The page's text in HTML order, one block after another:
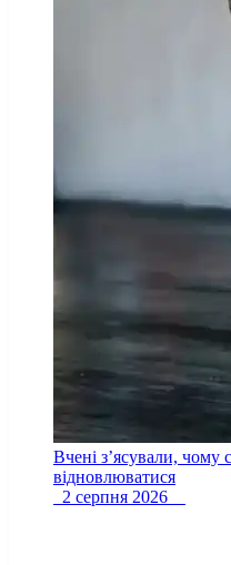
Вчені з’ясували, чому
відновлюватися
2 серпня 2026